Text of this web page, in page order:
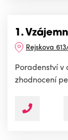
1.
Rejskova
Poradenství v
zhodnocení